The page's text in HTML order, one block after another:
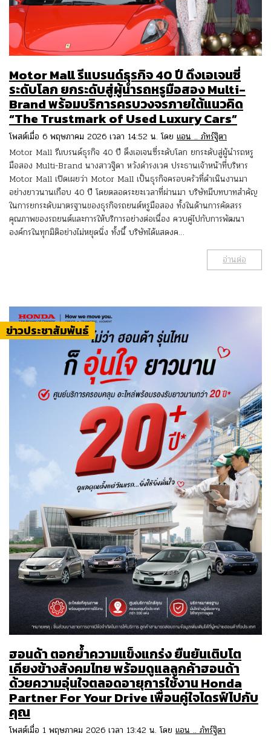
Motor Mall รีแบรนด์ธุรกิจ 40 ปี ดึงเอเจนซี่
ระดับโลก ยกระดับสู่ผู้นำรถหรูมือสอง Multi-
Brand พร้อมบริการครบวงจรภายใต้แนวคิด
“The Trustmark of Used Luxury Cars”
โพสต์เมื่อ 6 พฤษภาคม 2026 เวลา 14:52 น. โดย แอน .. ภัทร์ฐิตา
Motor Mall รีแบรนด์ธุรกิจ 40 ปี ดึงเอเจนซี่ระดับโลก ยกระดับสู่ผู้นำรถหรู
มือสอง Multi-Brand นางสาวฐิดา หวังดำรงเวศ ประธานเจ้าหน้าที่บริหาร
Motor Mall เปิดเผยว่า Motor Mall เป็นธุรกิจครอบครัวที่ดำเนินงานมา
อย่างยาวนานเกือบ 40 ปี โดยตลอดระยะเวลาที่ผ่านมา บริษัทมีบทบาทสำคัญ
ในการยกระดับมาตรฐานของธุรกิจรถยนต์หรูมือสอง ทั้งในด้านการคัดสรร
คุณภาพของรถยนต์และการให้บริการอย่างต่อเนื่อง ควบคู่ไปกับการพัฒนา
องค์กรในทุกมิติอย่างไม่หยุดนิ่ง ทั้งนี้ บริษัทได้แสดงค…
อ่านต่อ
ข่าวประชาสัมพันธ์
ฮอนด้า ตอกย้ำความแข็งแกร่ง ยืนยันเติบโต
เคียงข้างสังคมไทย พร้อมดูแลลูกค้าฮอนด้า
ด้วยความอุ่นใจตลอดอายุการใช้งาน Honda
Partner For Your Drive เพื่อนคู่ใจไดรฟ์ไปกับ
คุณ
โพสต์เมื่อ 1 พฤษภาคม 2026 เวลา 13:42 น. โดย แอน .. ภัทร์ฐิตา